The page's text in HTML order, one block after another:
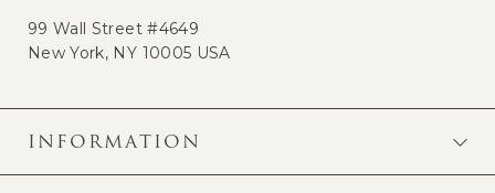
99 Wall Street #4649
New York, NY 10005 USA
INFORMATION